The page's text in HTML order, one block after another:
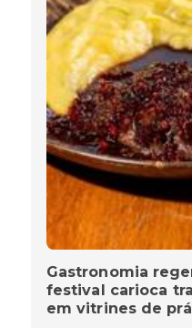
Gastronomia
festival carioca
em vitrines de